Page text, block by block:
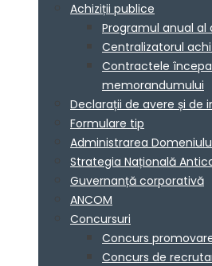
Achiziții publice
Programul anual al
Centralizatorul
Contractele
memorandumului
Declarații de avere și de
Formulare tip
Administrarea
Strategia Națională
Guvernanță corporativă
ANCOM
Concursuri
Concurs
Concurs de